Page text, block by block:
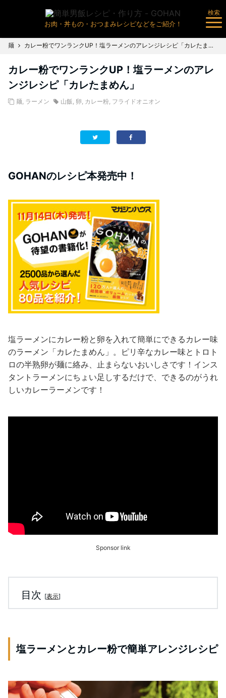
お肉・丼もの・おつまみレシピなどをご紹介！
検索
麺 カレー粉でワンランクUP！塩ラーメンのアレンジレシピ「カレたまめん」
カレー粉でワンランクUP！塩ラーメンのアレ
ンジレシピ「カレたまめん」
麺, ラーメン 山飯, 卵, カレー粉, フライドオニオン
GOHANのレシピ本発売中！
塩ラーメンにカレー粉と卵を入れて簡単にできるカレー味
のラーメン「カレたまめん」。ピリ辛なカレー味とトロト
ロの半熟卵が麺に絡み、止まらないおいしさです！インス
タントラーメンにちょい足しするだけで、できるのがうれ
しいカレーラーメンです！
Sponsor link
目次 [表示]
塩ラーメンとカレー粉で簡単アレンジレシピ